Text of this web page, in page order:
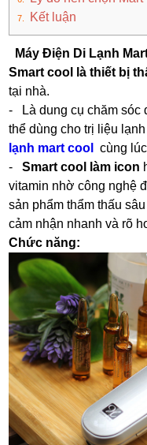
Kết luận
Máy Điện Di Lạnh
Smart cool là thiết bị
tại nhà.
- Là dung cụ chăm sóc
thể dùng cho trị liệu
lạnh mart coolcùng
-Smart cool làm icon
vitamin nhờ công nghệ
sản phẩm thẩm thấu
cảm nhận nhanh và rõ
Chức năng: